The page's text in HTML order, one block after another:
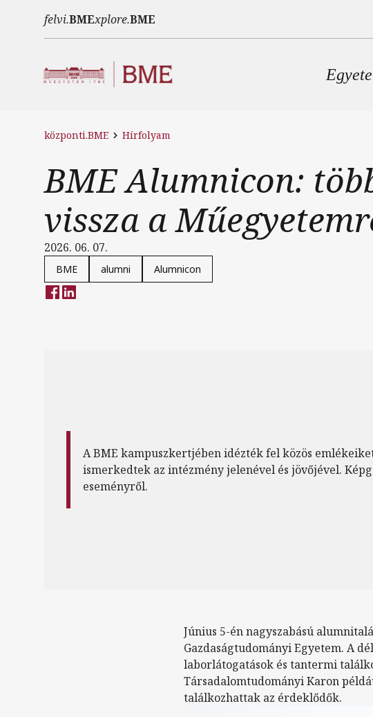
felvi.BMExplore.BME
Fő
központi.BME Hírfolyam
BME Alumnicon:
vissza a
2026. 06. 07.
BME alumni Alumnicon
A BME kampuszkertjében idézték fel közös
ismerkedtek az intézmény jelenével és jövőjével.
eseményről.
Június 5-én nagyszabású
Gazdaságtudományi Egyetem. A
laborlátogatások és tantermi
Társadalomtudományi Karon
találkozhattak az érdeklődők.